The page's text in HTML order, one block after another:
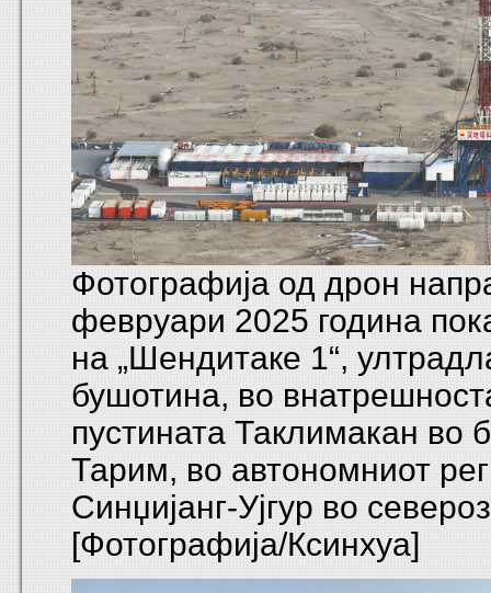
Фотографија од дрон
февруари 2025 година
на „Шендитаке 1“,
бушотина, во
пустината Таклимакан во
Тарим, во автономниот
Синџијанг-Ујгур во
[Фотографија/Ксинхуа]